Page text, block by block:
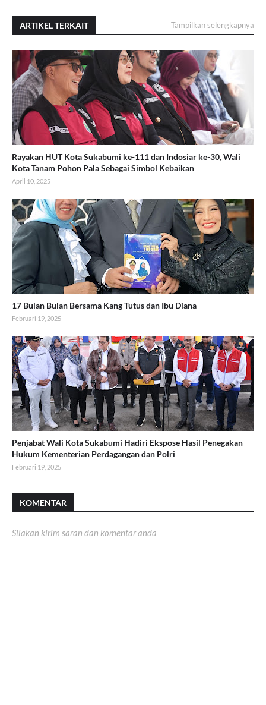
ARTIKEL TERKAIT Tampilkan selengkapnya
Rayakan HUT Kota Sukabumi ke-111 dan Indosiar ke-30, Wali
Kota Tanam Pohon Pala Sebagai Simbol Kebaikan
April 10, 2025
17 Bulan Bulan Bersama Kang Tutus dan Ibu Diana
Februari 19, 2025
Penjabat Wali Kota Sukabumi Hadiri Ekspose Hasil Penegakan
Hukum Kementerian Perdagangan dan Polri
Februari 19, 2025
KOMENTAR
Silakan kirim saran dan komentar anda